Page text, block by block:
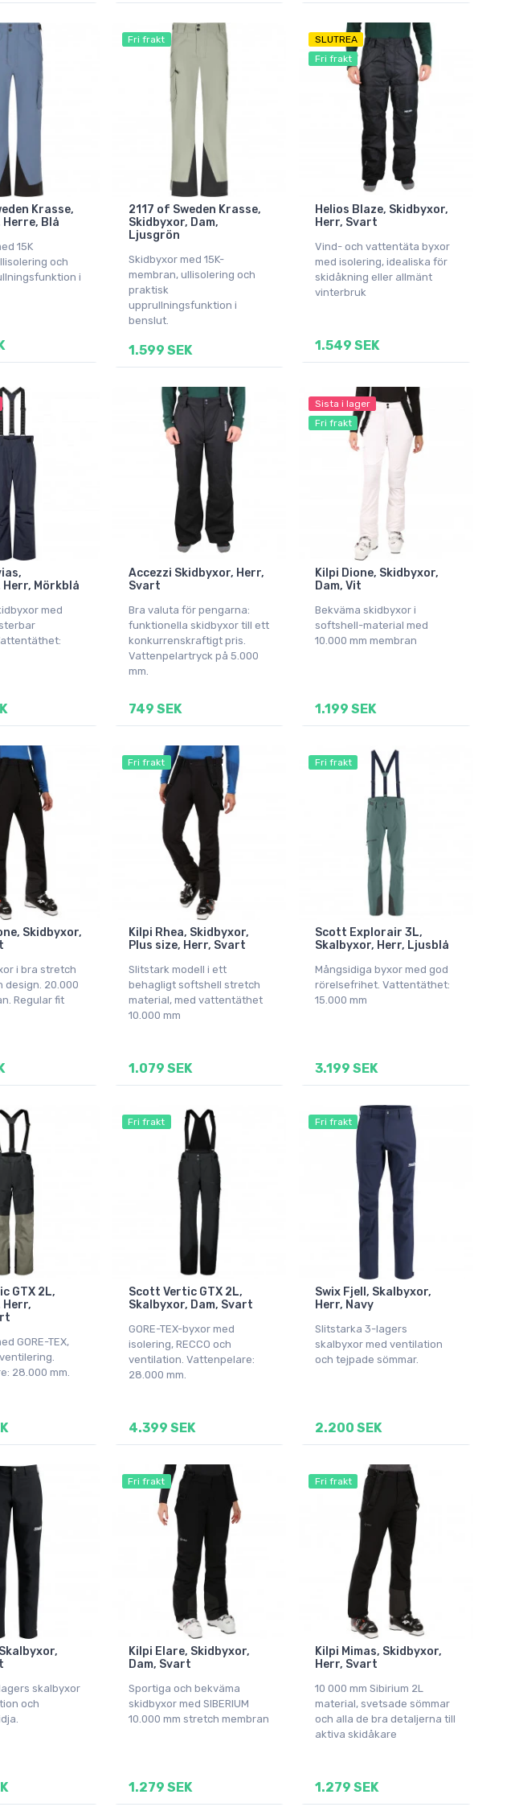
Krasse,
Blå
15K
och
i
Fri frakt
2117 of Sweden Krasse,
Skidbyxor, Dam,
Ljusgrön
Skidbyxor med 15K-
membran, ullisolering och
praktisk
upprullningsfunktion i
benslut.
1.599 SEK
SLUTREA
Fri frakt
Helios Blaze, Skidbyxor,
Herr, Svart
Vind- och vattentäta byxor
med isolering, idealiska för
skidåkning eller allmänt
vinterbruk
1.549 SEK
Herr, Mörkblå
med
Accezzi Skidbyxor, Herr,
Svart
Bra valuta för pengarna:
funktionella skidbyxor till ett
konkurrenskraftigt pris.
Vattenpelartryck på 5.000
mm.
749 SEK
Sista i lager
Fri frakt
Kilpi Dione, Skidbyxor,
Dam, Vit
Bekväma skidbyxor i
softshell-material med
10.000 mm membran
1.199 SEK
Skidbyxor,
i bra stretch
design. 20.000
Regular fit
Fri frakt
Kilpi Rhea, Skidbyxor,
Plus size, Herr, Svart
Slitstark modell i ett
behagligt softshell stretch
material, med vattentäthet
10.000 mm
1.079 SEK
Fri frakt
Scott Explorair 3L,
Skalbyxor, Herr, Ljusblå
Mångsidiga byxor med god
rörelsefrihet. Vattentäthet:
15.000 mm
3.199 SEK
GTX 2L,
Herr,
GORE-TEX,
28.000 mm.
Fri frakt
Scott Vertic GTX 2L,
Skalbyxor, Dam, Svart
GORE-TEX-byxor med
isolering, RECCO och
ventilation. Vattenpelare:
28.000 mm.
4.399 SEK
Fri frakt
Swix Fjell, Skalbyxor,
Herr, Navy
Slitstarka 3-lagers
skalbyxor med ventilation
och tejpade sömmar.
2.200 SEK
skalbyxor
och
Fri frakt
Kilpi Elare, Skidbyxor,
Dam, Svart
Sportiga och bekväma
skidbyxor med SIBERIUM
10.000 mm stretch membran
1.279 SEK
Fri frakt
Kilpi Mimas, Skidbyxor,
Herr, Svart
10 000 mm Sibirium 2L
material, svetsade sömmar
och alla de bra detaljerna till
aktiva skidåkare
1.279 SEK